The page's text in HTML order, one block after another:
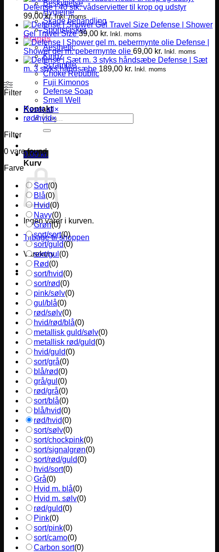
Beskyttelse
Hygiejne
Skade behandling
Sportstasker
Brands
Aesthetic
Kingz
Scramble
Choke Republic
Fuji Kimonos
Defense Soap
Smell Well
Kontakt
Søg
efter:
0,00 kr.
Kurv
Ingen varer i kurven.
Tilbage til shoppen
Varekurv
Defense | 40 stk. vådservietter til krop og udstyr
99,00kr. Inkl. moms
Defense | Shower
Gel Travel Size 39,00 kr. Inkl. moms
Defense |
Shower gel m. pebermynte olie 69,00 kr. Inkl. moms
Defense | Sæt
m. 3 styks håndsæbe 189,00 kr. Inkl. moms
Filter
Reset all ×
rød/hvid×
Filter
0 vare found
Farve
Sort(0)
Blå(0)
Hvid(0)
Navy(0)
Grøn(0)
sort/sort(0)
sort/guld(0)
sort/gul (0)
Rød(0)
sort/hvid(0)
sort/rød(0)
pink/sølv(0)
gul/blå(0)
rød/sølv(0)
hvid/rød/blå(0)
metallisk guld/sølv(0)
metallisk rød/guld(0)
hvid/guld(0)
sort/grå(0)
blå/rød(0)
grå/gul (0)
rød/grå(0)
sort/blå(0)
blå/hvid(0)
rød/hvid(0)
sort/sølv(0)
sort/chockpink(0)
sort/signalgrøn(0)
sort/rød/guld(0)
hvid/sort(0)
Grå(0)
Hvid m. blå(0)
Hvid m. sølv(0)
rød/guld(0)
Pink(0)
sort/pink(0)
sort/camo(0)
Carbon sort(0)